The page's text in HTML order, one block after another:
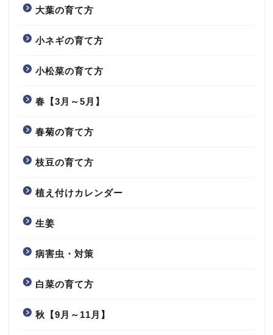
大葉の育て方
小ネギの育て方
小松菜の育て方
春【3月～5月】
春菊の育て方
枝豆の育て方
植え付けカレンダー
生姜
病害虫・対策
白菜の育て方
秋【9月～11月】